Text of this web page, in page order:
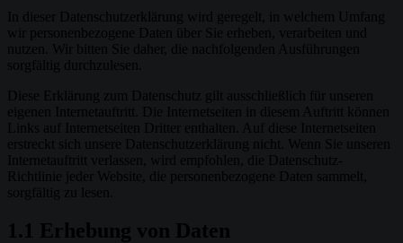
In dieser Datenschutzerklärung wird geregelt, in welchem Umfang
wir personenbezogene Daten über Sie erheben, verarbeiten und
nutzen. Wir bitten Sie daher, die nachfolgenden Ausführungen
sorgfältig durchzulesen.
Diese Erklärung zum Datenschutz gilt ausschließlich für unseren
eigenen Internetauftritt. Die Internetseiten in diesem Auftritt können
Links auf Internetseiten Dritter enthalten. Auf diese Internetseiten
erstreckt sich unsere Datenschutzerklärung nicht. Wenn Sie unseren
Internetauftritt verlassen, wird empfohlen, die Datenschutz-
Richtlinie jeder Website, die personenbezogene Daten sammelt,
sorgfältig zu lesen.
1.1 Erhebung von Daten